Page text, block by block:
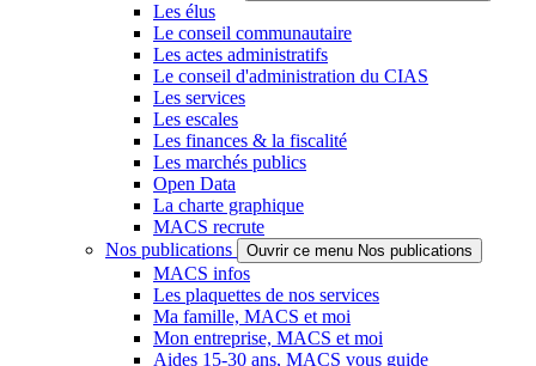
Les élus
Le conseil communautaire
Les actes administratifs
Le conseil d'administration du CIAS
Les services
Les escales
Les finances & la fiscalité
Les marchés publics
Open Data
La charte graphique
MACS recrute
Nos publications
Ouvrir ce menu Nos publications
MACS infos
Les plaquettes de nos services
Ma famille, MACS et moi
Mon entreprise, MACS et moi
Aides 15-30 ans, MACS vous guide